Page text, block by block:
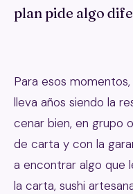
plan pide algo
Para esos momentos,
lleva años siendo la
cenar bien, en grupo
de carta y con la
a encontrar algo que
la carta, sushi